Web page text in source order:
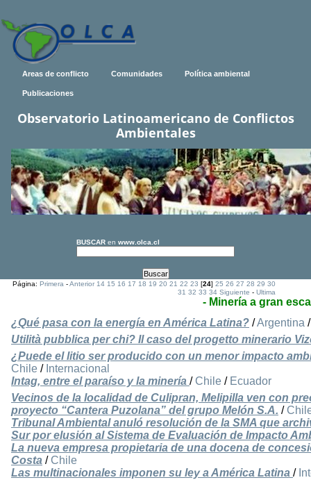
Areas de conflicto Comunidades Política ambiental
Publicaciones
Observatorio Latinoamericano de Conflictos
Ambientales
BUSCAR en www.olca.cl
Página:Primera -Anterior 14 15 16 17 18 19 20 21 22 23 [24]25 26 27 28 29 30
31 32 33 34 Siguiente -Ultima
- Minería a gran
¿Qué pasa con la energía en América Latina? /Argentina
Utilità pubblica per chi? Il caso del progetto minerario
¿Puede el litio ser producido con un menor impacto
Chile / Internacional
Intag, entre el paraíso y la minería / Chile / Ecuador
Vecinos de la localidad de Culipran, Melipilla ven con
proyecto “Cantera Puzolana” del grupo Melón S.A. /
Tribunal Ambiental anuló resolución de la SMA que
Sur por elusión al Sistema de Evaluación de Impacto
La nueva empresa propietaria de una docena de
Costa / Chile
Las multinacionales imponen su ley a América Latina /